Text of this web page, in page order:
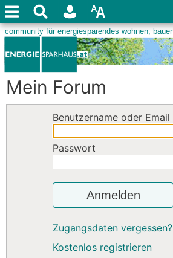
Mein Forum
Benutzername oder Email
Passwort
Anmelden
Zugangsdaten vergessen?
Kostenlos registrieren